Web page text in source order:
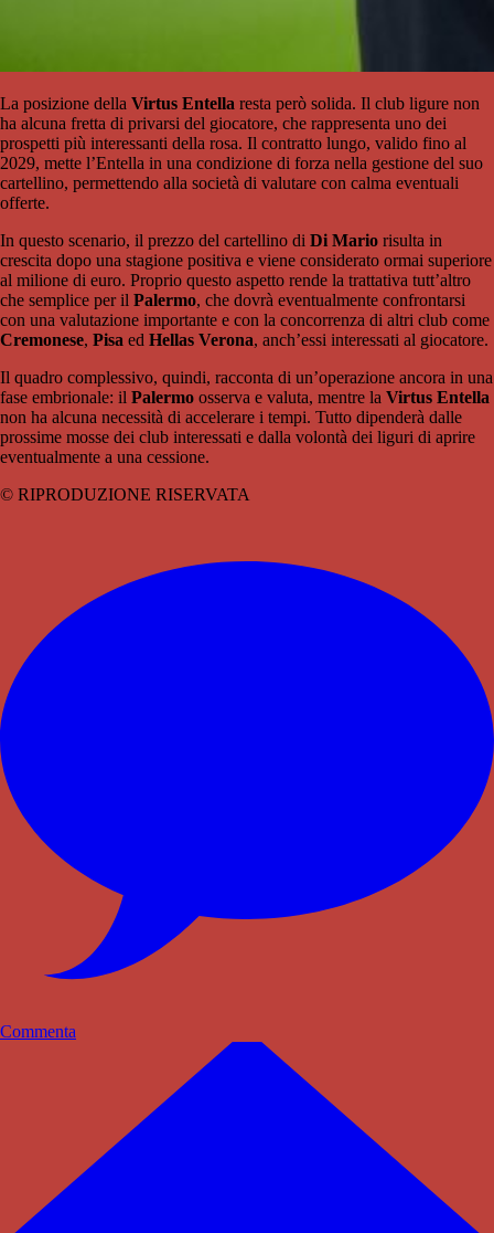
La posizione della Virtus Entella resta però solida. Il club ligure non
ha alcuna fretta di privarsi del giocatore, che rappresenta uno dei
prospetti più interessanti della rosa. Il contratto lungo, valido fino al
2029, mette l’Entella in una condizione di forza nella gestione del suo
cartellino, permettendo alla società di valutare con calma eventuali
offerte.
In questo scenario, il prezzo del cartellino di Di Mario risulta in
crescita dopo una stagione positiva e viene considerato ormai superiore
al milione di euro. Proprio questo aspetto rende la trattativa tutt’altro
che semplice per il Palermo, che dovrà eventualmente confrontarsi
con una valutazione importante e con la concorrenza di altri club come
Cremonese, Pisa ed Hellas Verona, anch’essi interessati al giocatore.
Il quadro complessivo, quindi, racconta di un’operazione ancora in una
fase embrionale: il Palermo osserva e valuta, mentre la Virtus Entella
non ha alcuna necessità di accelerare i tempi. Tutto dipenderà dalle
prossime mosse dei club interessati e dalla volontà dei liguri di aprire
eventualmente a una cessione.
© RIPRODUZIONE RISERVATA
Commenta